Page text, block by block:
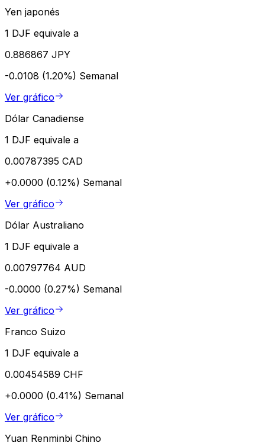
Yen japonés
1 DJF equivale a
0.886867 JPY
-0.0108 (1.20%) Semanal
Ver gráfico
Dólar Canadiense
1 DJF equivale a
0.00787395 CAD
+0.0000 (0.12%) Semanal
Ver gráfico
Dólar Australiano
1 DJF equivale a
0.00797764 AUD
-0.0000 (0.27%) Semanal
Ver gráfico
Franco Suizo
1 DJF equivale a
0.00454589 CHF
+0.0000 (0.41%) Semanal
Ver gráfico
Yuan Renminbi Chino